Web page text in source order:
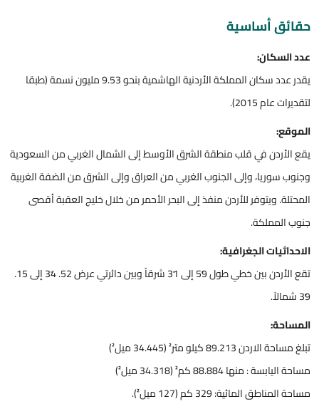
حقائق أساسية
عدد السكان:
يقدر عدد سكان المملكة الأردنية الهاشمية بنحو 9.53 مليون نسمة (طبقا
لتقديرات عام 2015).
الموقع:
يقع الأردن في قلب منطقة الشرق الأوسط إلى الشمال الغربي من السعودية
وجنوب سوريا، وإلى الجنوب الغربي من العراق وإلى الشرق من الضفة الغربية
المحتلة. ويتوفر للأردن منفذ إلى البحر الأحمر من خلال خليج العقبة أقصى
جنوب المملكة.
الاحداثيات الجغرافية:
تقع الأردن بين خطي طول 59ْ إلى 31ْ شرقاً وبين دائرتي عرض 52. 34ْ إلى 15.
39ْ شمالاً.
المساحة:
تبلغ مساحة الاردن 89.213 كيلو متر² (34.445 ميل²)
مساحة اليابسة : منها 88.884 كم² (34.318 ميل²)
مساحة المناطق المائية: 329 كم (127 ميل²).